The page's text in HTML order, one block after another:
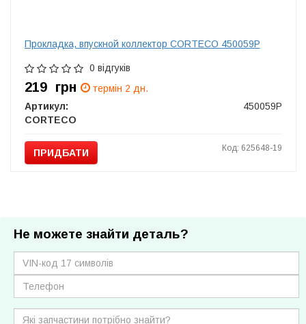
Прокладка, впускной коллектор CORTECO 450059P
0 відгуків
219 грн
термін 2 дн.
Артикул:
450059P
CORTECO
ПРИДБАТИ Код: 625648-19
Не можете знайти деталь?